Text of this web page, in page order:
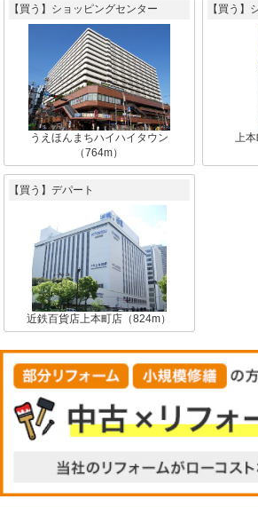
【買う】ショッピングセンター
うえほんまちハイハイタウン
（764m）
【買う】
上本
【買う】デパート
近鉄百貨店上本町店（824m）